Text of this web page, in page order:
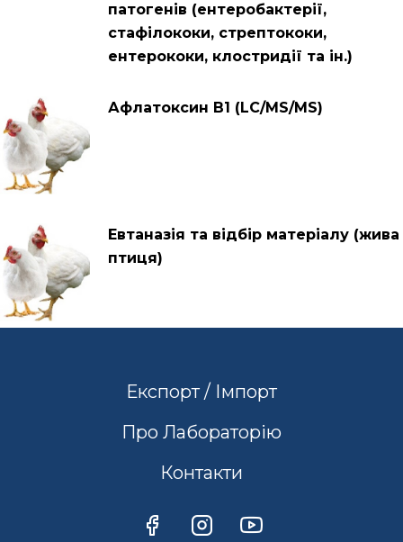
патогенів (ентеробактерії,
стафілококи, стрептококи,
ентерококи, клостридії та ін.)
Афлатоксин В1 (LC/MS/MS)
Евтаназія та відбір матеріалу (жива
птиця)
Експорт / Імпорт
Про Лабораторію
Контакти